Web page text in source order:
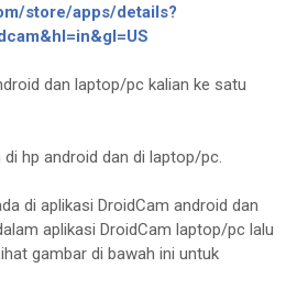
store/apps/details?
dan laptop/pc kalian ke satu
di hp android dan di laptop/pc.
di aplikasi DroidCam android dan
aplikasi DroidCam laptop/pc lalu
gambar di bawah ini untuk